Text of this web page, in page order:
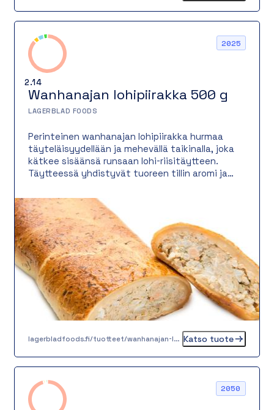
2.14
2025
Wanhanajan lohipiirakka 500 g
LAGERBLAD FOODS
Perinteinen wanhanajan lohipiirakka hurmaa
täyteläisyydellään ja mehevällä taikinalla, joka
kätkee sisäänsä runsaan lohi-riisitäytteen.
Täytteessä yhdistyvät tuoreen tillin aromi ja
syvyyttä ja raikkautta. Tämä piirakka sopii
mainiosti lämpimäksi ateriaksi salaatin kera,
mutta toimii myös erinomaisesti noutopöydän
suolaisena tarjottavana, kokousten tarjoilussa
tai vaikkapa täyttävänä välipalana.
lagerbladfoods.fi/tuotteet/wanhanajan-lohipiirakka-05-kg Katso tuote
2050